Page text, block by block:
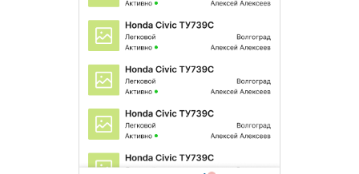
Отображение списка доступных пользователю
транспортных средств с сервисной книгой,
фотографиями документов и возможностью